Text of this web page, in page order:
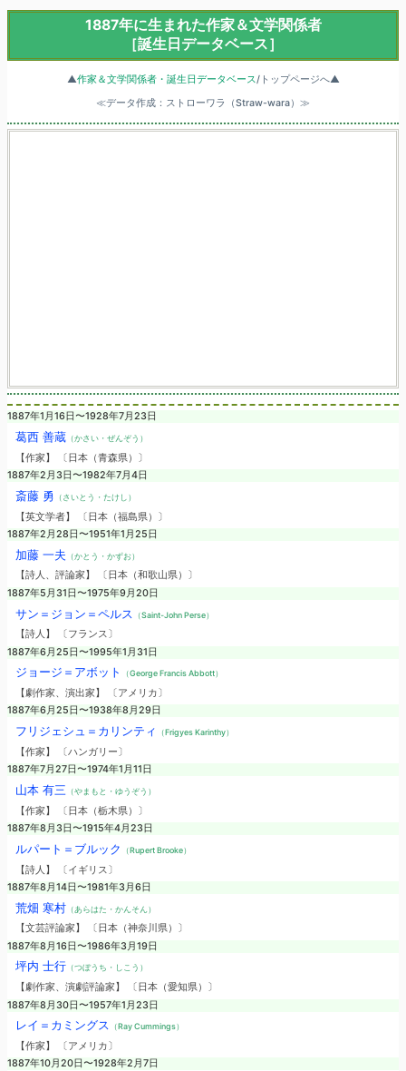
1887年に生まれた作家＆文学関係者
［誕生日データベース］
▲作家＆文学関係者・誕生日データベース/トップページへ▲
≪データ作成：ストローワラ（Straw-wara）≫
1887年1月16日〜1928年7月23日
葛西 善蔵（かさい・ぜんぞう）
【作家】 〔日本（青森県）〕
1887年2月3日〜1982年7月4日
斎藤 勇 （さいとう・たけし）
【英文学者】 〔日本（福島県）〕
1887年2月28日〜1951年1月25日
加藤 一夫 （かとう・かずお）
【詩人、評論家】 〔日本（和歌山県）〕
1887年5月31日〜1975年9月20日
サン＝ジョン＝ペルス （Saint-John Perse）
【詩人】 〔フランス〕
1887年6月25日〜1995年1月31日
ジョージ＝アボット （George Francis Abbott）
【劇作家、演出家】 〔アメリカ〕
1887年6月25日〜1938年8月29日
フリジェシュ＝カリンティ （Frigyes Karinthy）
【作家】 〔ハンガリー〕
1887年7月27日〜1974年1月11日
山本 有三 （やまもと・ゆうぞう）
【作家】 〔日本（栃木県）〕
1887年8月3日〜1915年4月23日
ルパート＝ブルック （Rupert Brooke）
【詩人】 〔イギリス〕
1887年8月14日〜1981年3月6日
荒畑 寒村（あらはた・かんそん）
【文芸評論家】 〔日本（神奈川県）〕
1887年8月16日〜1986年3月19日
坪内 士行（つぼうち・しこう）
【劇作家、演劇評論家】 〔日本（愛知県）〕
1887年8月30日〜1957年1月23日
レイ＝カミングス （Ray Cummings）
【作家】 〔アメリカ〕
1887年10月20日〜1928年2月7日